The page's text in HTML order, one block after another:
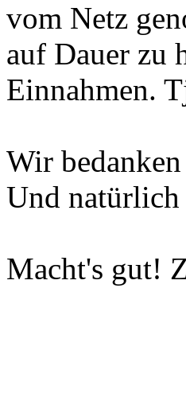
vom Netz
auf Dauer zu
Einnahmen.
Wir
Und natürlich
Macht's gut!